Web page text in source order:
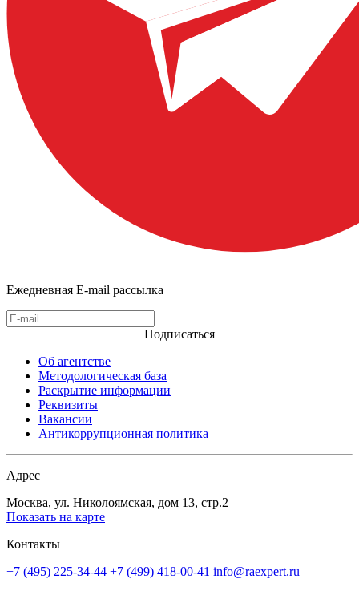
Ежедневная E-mail рассылка
Подписаться
Об агентстве
Методологическая база
Раскрытие информации
Реквизиты
Вакансии
Антикоррупционная политика
Адрес
Москва, ул. Николоямская, дом 13, стр.2
Показать на карте
Контакты
+7 (495) 225-34-44 +7 (499) 418-00-41 info@raexpert.ru